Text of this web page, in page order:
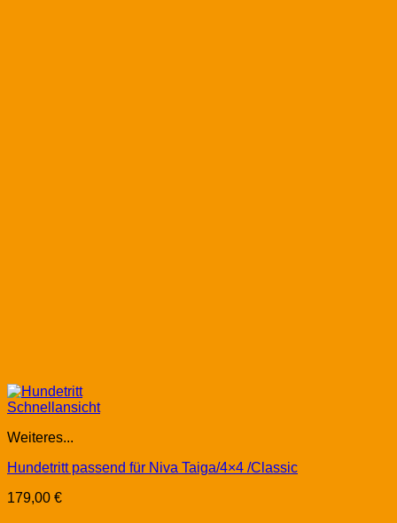
Schnellansicht
Weiteres...
Hundetritt passend für Niva Taiga/4×4 /Classic
179,00 €